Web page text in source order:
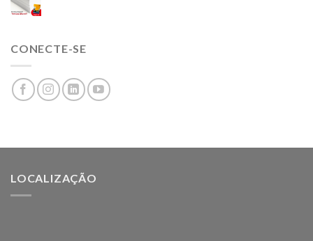
CONECTE-SE
LOCALIZAÇÃO